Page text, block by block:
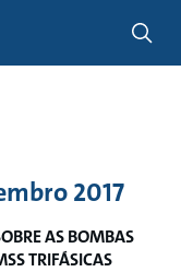
2017
AS BOMBAS
TRIFÁSICAS